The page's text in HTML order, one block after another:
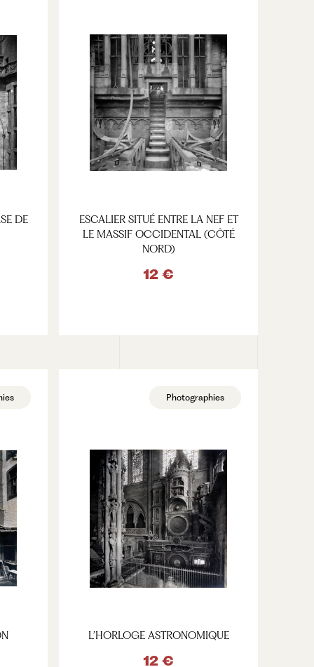
DE
ESCALIER SITUÉ ENTRE LA NEF ET
LE MASSIF OCCIDENTAL (CÔTÉ
NORD)
12 €
Photographies
L’HORLOGE ASTRONOMIQUE
12 €